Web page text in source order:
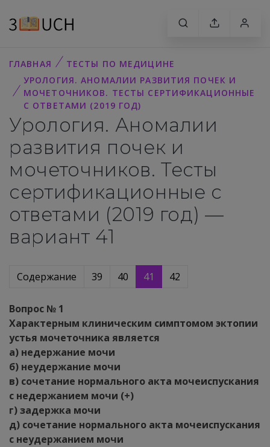
ГЛАВНАЯ
ТЕСТЫ ПО МЕДИЦИНЕ
УРОЛОГИЯ. АНОМАЛИИ РАЗВИТИЯ ПОЧЕК И
МОЧЕТОЧНИКОВ. ТЕСТЫ СЕРТИФИКАЦИОННЫЕ
С ОТВЕТАМИ (2019 ГОД)
Урология. Аномалии
развития почек и
мочеточников. Тесты
сертификационные с
ответами (2019 год) —
вариант 41
Содержание 39 40 41 42
Вопрос № 1
Характерным клиническим симптомом эктопии
устья мочеточника является
а) недержание мочи
б) неудержание мочи
в) сочетание нормального акта мочеиспускания
с недержанием мочи (+)
г) задержка мочи
д) сочетание нормального акта мочеиспускания
с неудержанием мочи